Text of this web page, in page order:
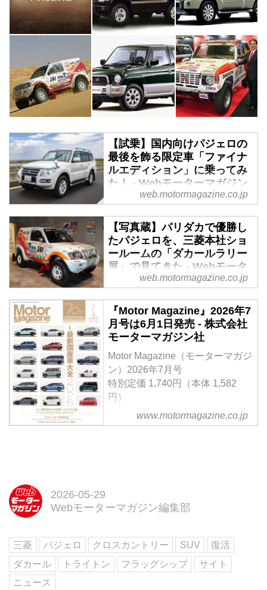
【試乗】国内向けパジェロの
最後を飾る限定車「ファイナ
ルエディション」に乗ってみ
た！ - Webモーターマガジン
2019年8月に国内向けモデルの生
産が終了するパジェロに特別装備
を備えた限定車が登場。販売台数
は700台のみとなっているので、
さっそく岡本幸一郎レポーターの
試乗レポートをお届けする。（ホ
リデーオート2019年7月号より）
web.motormagazine.co.jp
【写真蔵】パリダカで優勝し
たパジェロを、三菱本社ショ
ールームの「ダカールラリー
展」で見てきた - Webモータ
ーマガジン
東京・芝浦にある三菱自動車の本
社ショールームでは、2021年6月
下旬（予定）まで「ダカールラリ
ー展」を開催中だ。2002年のダ
カールラリーで優勝したパジェロ
の実車が展示されているので、そ
のディテールを写真で紹介しよ
う。
web.motormagazine.co.jp
『Motor Magazine』2026年7
月号は6月1日発売 - 株式会社
モーターマガジン社
Motor Magazine（モーターマガジ
ン）2026年7月号
特別定価 1,740円（本体 1,582
円）
＜創刊70周年記念特大号＞
【特集】「最新国産車大全
試し読み
2026」では、世界が揺らぐ時代
でも進化する日本車の現在地を総
覧。日産エルグランド・プロトタ
www.motormagazine.co.jp
2026-05-29
Webモーターマガジン編集部
三菱 パジェロ クロスカントリー SUV
復活
ダカール
トライトン フラッグシップ
サイト
ニュース